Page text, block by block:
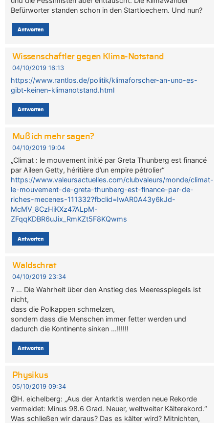
Befürworter standen schon in den Startloechern. Und nun?
Antworten
Wissenschaftler gegen Klima-Notstand
04/10/2019 16:13
https://www.rantlos.de/politik/klimaforscher-an-uno-es-
gibt-keinen-klimanotstand.html
Antworten
Muß ich mehr sagen?
04/10/2019 19:04
„Climat : le mouvement initié par Greta Thunberg est financé
par Aileen Getty, héritière d’un empire pétrolier“
https://www.valeursactuelles.com/clubvaleurs/monde/climat-
le-mouvement-de-greta-thunberg-est-finance-par-de-
riches-mecenes-111332?fbclid=IwAR0A43y6kJd-
McMV_8CzHiKXz47ALpM-
ZFqqKDBR6uJix_RmKZt5F8KQwms
Antworten
Waldschrat
04/10/2019 23:34
? … Die Wahrheit über den Anstieg des Meeresspiegels ist
nicht,
dass die Polkappen schmelzen,
sondern dass die Menschen immer fetter werden und
dadurch die Kontinente sinken …‼️‼️‼️
Antworten
Physikus
05/10/2019 09:34
@H. eichelberg: „Aus der Antarktis werden neue Rekorde
vermeldet: Minus 98.6 Grad. Neuer, weltweiter Kälterekord.“
Was schließen wir daraus? Das es kälter wird? Mitnichten,